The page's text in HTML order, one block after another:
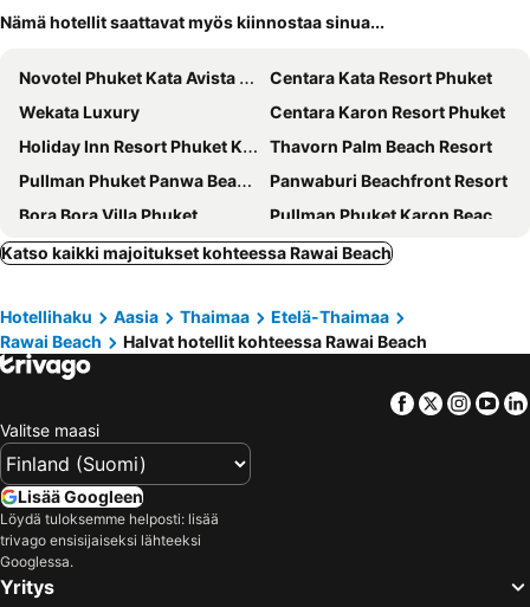
Nämä hotellit saattavat myös kiinnostaa sinua...
Novotel Phuket Kata Avista Resort & Spa
Centara Kata Resort Phuket
Wekata Luxury
Centara Karon Resort Phuket
Holiday Inn Resort Phuket Karon Beach
Thavorn Palm Beach Resort
Pullman Phuket Panwa Beach Resort
Panwaburi Beachfront Resort
Bora Bora Villa Phuket
Pullman Phuket Karon Beach Resort
Phuket Emerald Beach Resort
Aqua Resort Phuket - Near Beach and Chalong Pier
Peach Blossom Resort
Cape Panwa Hotel Phuket
Wyndham Grand Nai Harn Beach Phuket
Grand Kata VIP - Kata Beach
The Yama Hotel Phuket
Pacific Club Resort
The Beachfront Hotel Phuket
The BluEco Hotel SHA Plus
Bandara Beach Resort, Phuket
SR Sea View Apartments
Sugar Palm Grand Hillside
Secret Cliff Villa
Katso kaikki majoitukset kohteessa Rawai Beach
Hotellihaku Aasia Thaimaa
Etelä-Thaimaa
Rawai Beach
Halvat hotellit kohteessa Rawai Beach
Facebook
Twitter
Valitse maasi
Lisää Googleen
Löydä tuloksemme helposti: lisää
trivago ensisijaiseksi lähteeksi
Googlessa.
Yritys